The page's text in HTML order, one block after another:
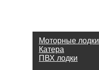
Моторные лодки
Катера
ПВХ лодки